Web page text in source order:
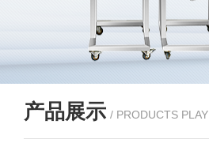
产品展示 / PRODUCTS PLAY